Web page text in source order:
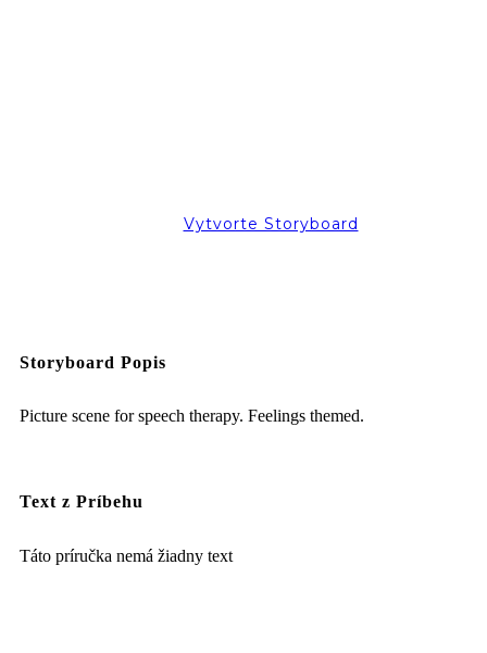
Vytvorte Storyboard
Storyboard Popis
Picture scene for speech therapy. Feelings themed.
Text z Príbehu
Táto príručka nemá žiadny text